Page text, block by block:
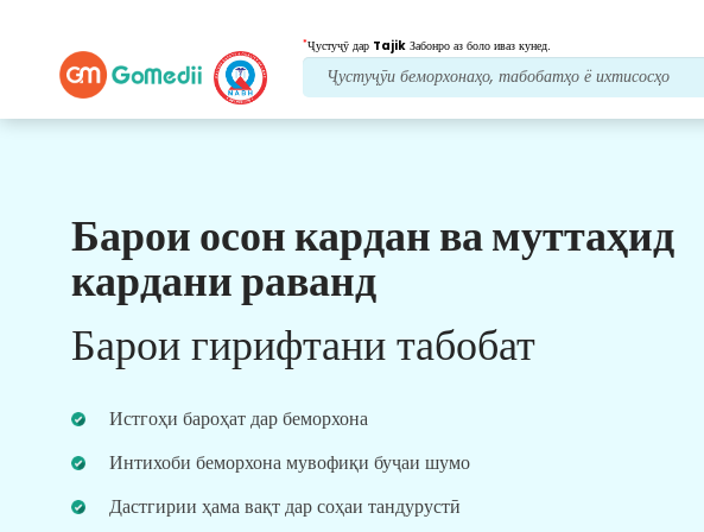
*Ҷустуҷӯ дар Tajik Забонро аз боло иваз кунед.
Барои осон кардан ва муттаҳид
кардани раванд
Барои гирифтани табобат
Истгоҳи бароҳат дар беморхона
Интихоби беморхона мувофиқи буҷаи шумо
Дастгирии ҳама вақт дар соҳаи тандурустӣ
Манфиатҳои мо
Пас аз табобат
нигоҳубини пайравӣ
Дастгирии тиббӣ ва беморонро 24x7 бо дастаи
бораи ниёзҳои табобати шумо.